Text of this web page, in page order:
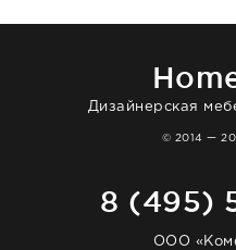
Дизайнерская
© 2014 —
8 (495)
ООО